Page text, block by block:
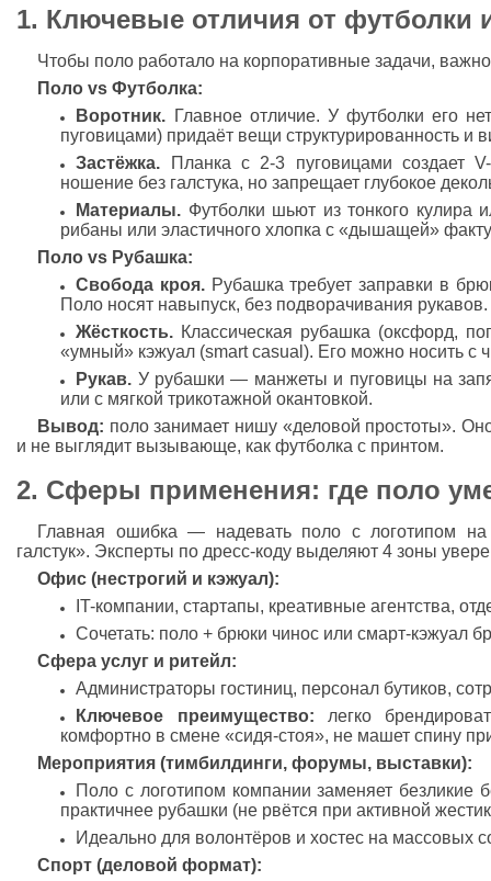
1. Ключевые отличия от футболки
Чтобы поло работало на корпоративные задачи,
Поло vs Футболка:
Воротник. Главное отличие. У футболки его
пуговицами) придаёт вещи структурированность и
Застёжка. Планка с 2-3 пуговицами создает
ношение без галстука, но запрещает глубокое
Материалы. Футболки шьют из тонкого кулира
рибаны или эластичного хлопка с «дышащей»
Поло vs Рубашка:
Свобода кроя. Рубашка требует заправки в
Поло носят навыпуск, без подворачивания рукавов.
Жёсткость. Классическая рубашка (оксфорд,
«умный» кэжуал (smart casual). Его можно носить
Рукав. У рубашки — манжеты и пуговицы на
или с мягкой трикотажной окантовкой.
Вывод: поло занимает нишу «деловой простоты».
и не выглядит вызывающе, как футболка с принтом.
2. Сферы применения: где поло
Главная ошибка — надевать поло с логотипом
галстук». Эксперты по дресс-коду выделяют 4 зоны
Офис (нестрогий и кэжуал):
IT-компании, стартапы, креативные агентства,
Сочетать: поло + брюки чинос или смарт-кэжуал
Сфера услуг и ритейл:
Администраторы гостиниц, персонал бутиков,
Ключевое преимущество: легко
комфортно в смене «сидя-стоя», не машет спину
Мероприятия (тимбилдинги, форумы, выставки):
Поло с логотипом компании заменяет безликие
практичнее рубашки (не рвётся при активной
Идеально для волонтёров и хостес на массовых
Спорт (деловой формат):